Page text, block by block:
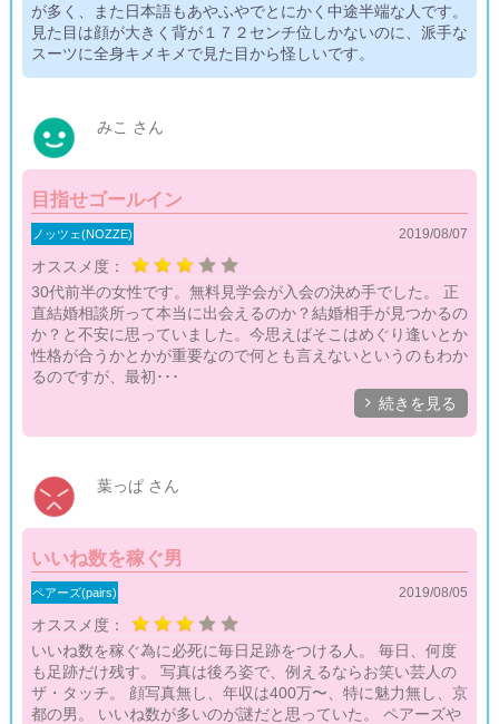
が多く、また日本語もあやふやでとにかく中途半端な人です。
見た目は顔が大きく背が１７２センチ位しかないのに、派手な
スーツに全身キメキメで見た目から怪しいです。
みこ さん
目指せゴールイン
ノッツェ(NOZZE)
オススメ度：
2019/08/07
30代前半の女性です。無料見学会が入会の決め手でした。 正
直結婚相談所って本当に出会えるのか？結婚相手が見つかるの
か？と不安に思っていました。今思えばそこはめぐり逢いとか
性格が合うかとかが重要なので何とも言えないというのもわか
るのですが、最初･･･
続きを見る
葉っぱ さん
いいね数を稼ぐ男
ペアーズ(pairs)
オススメ度：
2019/08/05
いいね数を稼ぐ為に必死に毎日足跡をつける人。 毎日、何度
も足跡だけ残す。 写真は後ろ姿で、例えるならお笑い芸人の
ザ・タッチ。 顔写真無し、年収は400万〜、特に魅力無し、京
都の男。 いいね数が多いのが謎だと思っていた。 ペアーズや